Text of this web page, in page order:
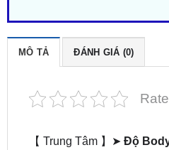
MÔ TẢ ĐÁNH GIÁ (0)
【 Trung Tâm 】➤ Độ